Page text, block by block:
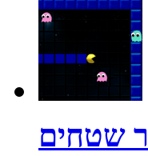
שטחים